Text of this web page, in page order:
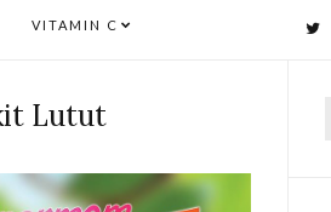
VITAMIN C
Lutut